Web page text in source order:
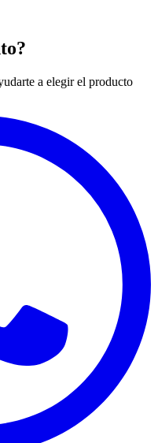
a elegir el producto